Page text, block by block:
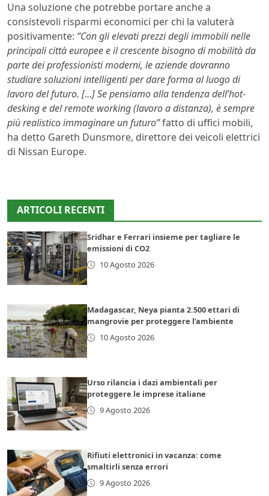
Una soluzione che potrebbe portare anche a
consistevoli risparmi economici per chi la valuterà
positivamente: “Con gli elevati prezzi degli immobili nelle
principali città europee e il crescente bisogno di mobilità da
parte dei professionisti moderni, le aziende dovranno
studiare soluzioni intelligenti per dare forma al luogo di
lavoro del futuro. […] Se pensiamo alla tendenza dell’hot-
desking e del remote working (lavoro a distanza), è sempre
più realistico immaginare un futuro”fatto di uffici mobili,
ha detto Gareth Dunsmore, direttore dei veicoli elettrici
di Nissan Europe.
ARTICOLI RECENTI
Sridhar e Ferrari insieme per tagliare le
emissioni di CO2
10 Agosto 2026
Madagascar, Neya pianta 2.500 ettari di
mangrovie per proteggere l’ambiente
10 Agosto 2026
Urso rilancia i dazi ambientali per
proteggere le imprese italiane
9 Agosto 2026
Rifiuti elettronici in vacanza: come
smaltirli senza errori
9 Agosto 2026